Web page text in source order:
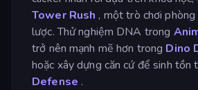
Tower Rush , một trò chơi
lược. Thử nghiệm DNA trong
trở nên mạnh mẽ hơn trong Dino
hoặc xây dựng căn cứ để sinh tồn
Defense .